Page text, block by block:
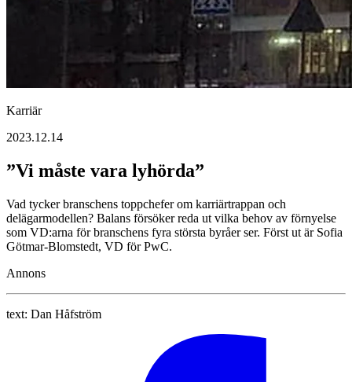
Karriär
2023.12.14
”Vi måste vara lyhörda”
Vad tycker branschens toppchefer om karriärtrappan och
delägarmodellen? Balans försöker reda ut vilka behov av förnyelse
som VD:arna för branschens fyra största byråer ser. Först ut är Sofia
Götmar-Blomstedt, VD för PwC.
Annons
text: Dan Håfström